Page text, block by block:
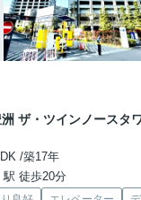
ザ・ツインノースタ
/築17年
駅 徒歩20分